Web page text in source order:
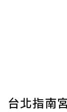
台北指南